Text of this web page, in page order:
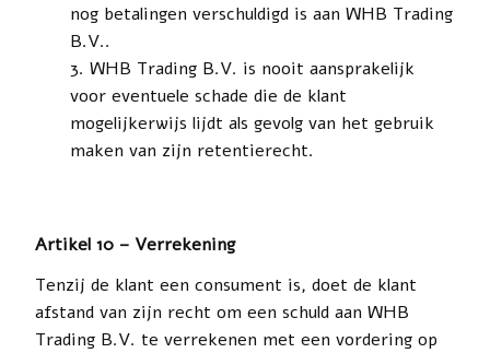
nog betalingen verschuldigd is aan WHB Trading
B.V..
WHB Trading B.V. is nooit aansprakelijk
voor eventuele schade die de klant
mogelijkerwijs lijdt als gevolg van het gebruik
maken van zijn retentierecht.
Artikel 10 – Verrekening
Tenzij de klant een consument is, doet de klant
afstand van zijn recht om een schuld aan WHB
Trading B.V. te verrekenen met een vordering op